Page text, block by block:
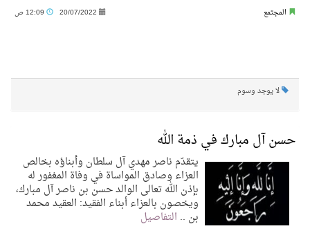
سيل الخير يروي ملاعب الكوكبالمجتمع 20/07/2022
لا يوجد وسوم
حسن آل مبارك في ذمة الله
يتقدّم ناصر مهدي آل سلطان وأبناؤه بخالص
العزاء وصادق المواساة في وفاة المغفور له
بإذن الله تعالى الوالد حسن بن ناصر آل مبارك،
ويخصون بالعزاء أبناء الفقيد: العقيد محمد
بن .. التفاصيل